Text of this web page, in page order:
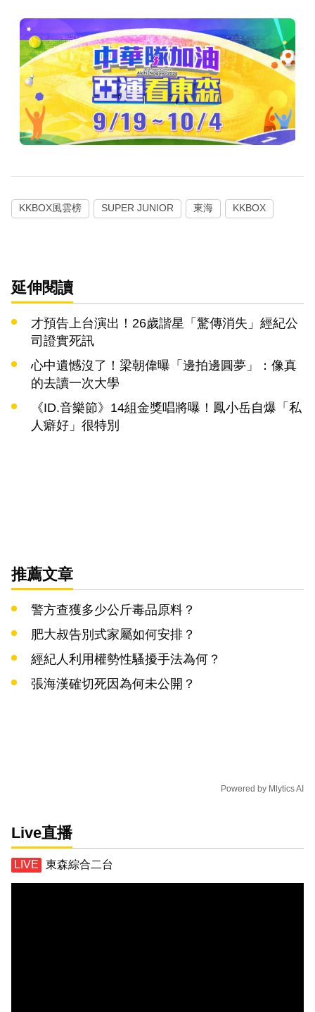
KKBOX風雲榜 SUPER JUNIOR 東海 KKBOX
延伸閱讀
才預告上台演出！26歲諧星「驚傳消失」經紀公
司證實死訊
心中遺憾沒了！梁朝偉曝「邊拍邊圓夢」：像真
的去讀一次大學
《ID.音樂節》14組金獎唱將曝！鳳小岳自爆「私
人癖好」很特別
推薦文章
警方查獲多少公斤毒品原料？
肥大叔告別式家屬如何安排？
經紀人利用權勢性騷擾手法為何？
張海漢確切死因為何未公開？
Powered by Mlytics AI
Live直播
東森綜合二台